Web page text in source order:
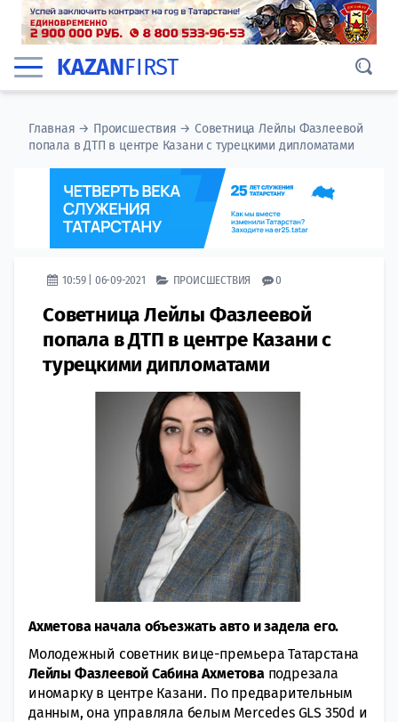
KAZANFIRST
Главная → Происшествия →Советница Лейлы Фазлеевой
попала в ДТП в центре Казани с турецкими дипломатами
10:59 | 06-09-2021 ПРОИСШЕСТВИЯ 0
Советница Лейлы Фазлеевой
попала в ДТП в центре Казани с
турецкими дипломатами
Ахметова начала объезжать авто и задела его.
Молодежный советник вице-премьера Татарстана
Лейлы Фазлеевой Сабина Ахметоваподрезала
иномарку в центре Казани. По предварительным
данным, она управляла белым Mercedes GLS 350d и